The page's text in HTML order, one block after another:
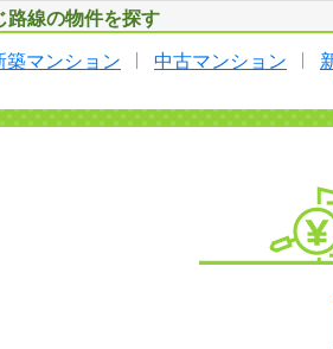
路線の物件を探す
築マンション 中古マンション